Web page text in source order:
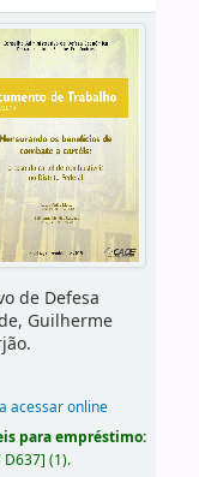
de Defesa
Guilherme
acessar online
para empréstimo:
D637] (1).